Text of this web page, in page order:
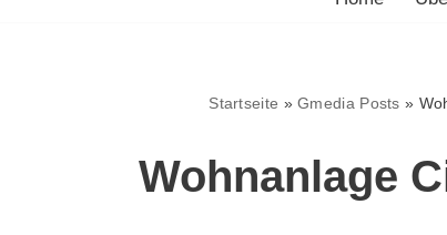
Startseite »Gmedia Posts »
Wohnanlage